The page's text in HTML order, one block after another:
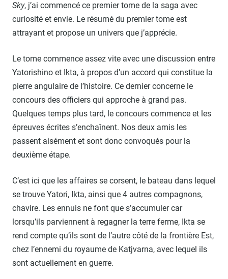
Sky, j’ai commencé ce premier tome de la saga avec
curiosité et envie. Le résumé du premier tome est
attrayant et propose un univers que j’apprécie.
Le tome commence assez vite avec une discussion entre
Yatorishino et Ikta, à propos d’un accord qui constitue la
pierre angulaire de l’histoire. Ce dernier concerne le
concours des officiers qui approche à grand pas.
Quelques temps plus tard, le concours commence et les
épreuves écrites s’enchaînent. Nos deux amis les
passent aisément et sont donc convoqués pour la
deuxième étape.
C’est ici que les affaires se corsent, le bateau dans lequel
se trouve Yatori, Ikta, ainsi que 4 autres compagnons,
chavire. Les ennuis ne font que s’accumuler car
lorsqu’ils parviennent à regagner la terre ferme, Ikta se
rend compte qu’ils sont de l’autre côté de la frontière Est,
chez l’ennemi du royaume de Katjvarna, avec lequel ils
sont actuellement en guerre.